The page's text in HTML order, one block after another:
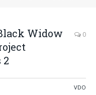
Widow
2
0
VDO